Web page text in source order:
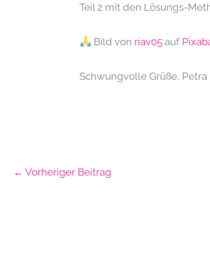
Teil 2 mit den Lösungs-
Bild von riav05auf
Schwungvolle Grüße, Petra
← Vorheriger Beitrag